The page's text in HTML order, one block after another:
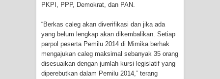
Hamadi Jayapura Selatan
Gempa M3,3 Guncang Nabire, BMKG
PKPI, PPP, Demokrat, dan PAN.
“Berkas caleg akan diverifikasi dan jika ada
yang belum lengkap akan dikembalikan. Setiap
parpol peserta Pemilu 2014 di Mimika berhak
mengajukan caleg maksimal sebanyak 35 orang
disesuaikan dengan jumlah kursi legislatif yang
diperebutkan dalam Pemilu 2014,” terang